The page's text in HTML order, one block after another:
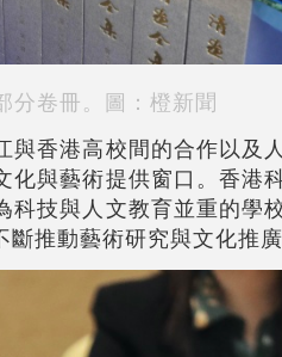
分卷冊。圖：橙新聞
香港高校間的合作以及
與藝術提供窗口。香港
技與人文教育並重的學
推動藝術研究與文化推廣